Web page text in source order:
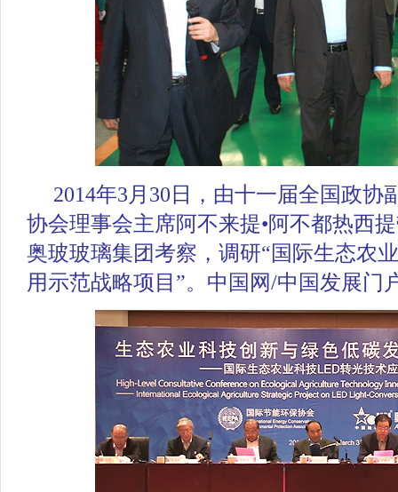
2014年3月30日，由十一届全国政协
协会理事会主席阿不来提•阿不都热西
奥玻玻璃集团考察，调研“国际生态农
用示范战略项目”。中国网/中国发展门